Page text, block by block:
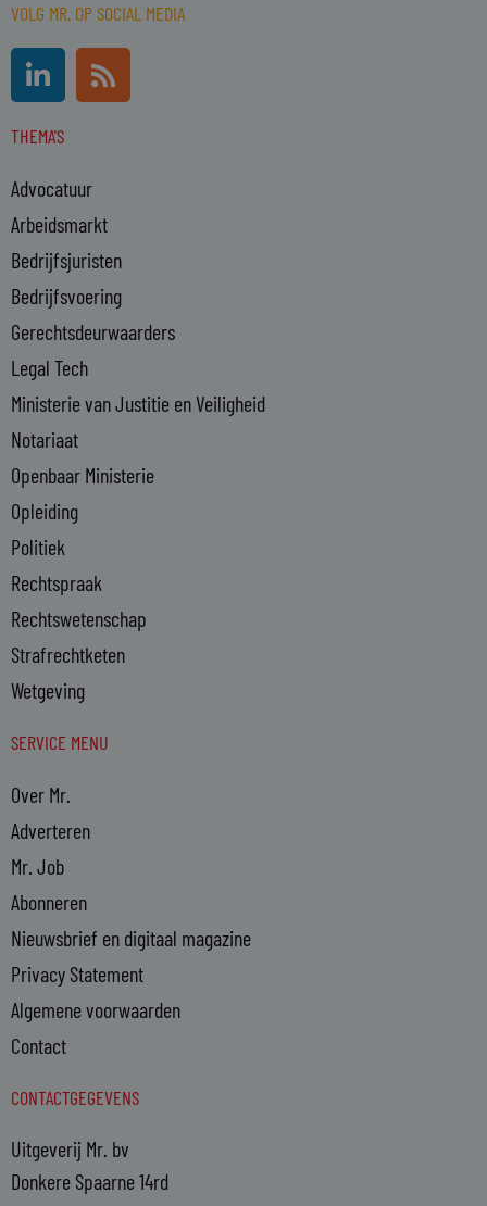
VOLG MR. OP SOCIAL MEDIA
L
i
n
k
d
i
n
-
i
n
R
s
s
THEMA'S
Advocatuur
Arbeidsmarkt
Bedrijfsjuristen
Bedrijfsvoering
Gerechtsdeurwaarders
Legal Tech
Ministerie van Justitie en Veiligheid
Notariaat
Openbaar Ministerie
Opleiding
Politiek
Rechtspraak
Rechtswetenschap
Strafrechtketen
Wetgeving
SERVICE MENU
Over Mr.
Adverteren
Mr. Job
Abonneren
Nieuwsbrief en digitaal magazine
Privacy Statement
Algemene voorwaarden
Contact
CONTACTGEGEVENS
Uitgeverij Mr. bv
Donkere Spaarne 14rd